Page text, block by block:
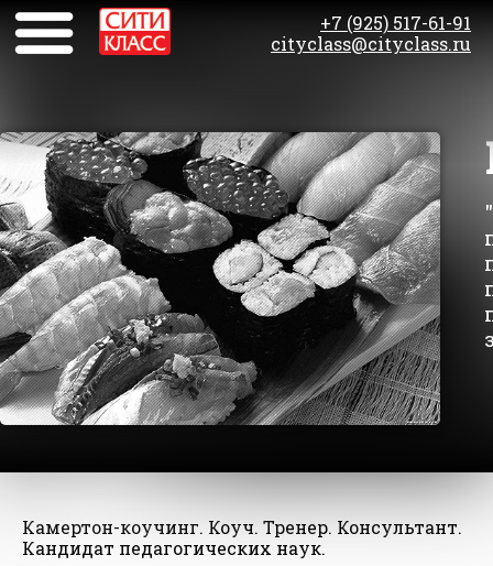
+7 (925) 517-61-91
cityclass@cityclass.ru
Камертон-коучинг. Коуч. Тренер. Консультант.
Кандидат педагогических наук.